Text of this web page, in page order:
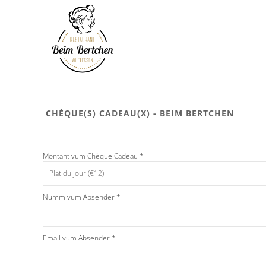
Skip to main content
CHÈQUE(S) CADEAU(X) - BEIM BERTCHEN
Montant vum Chèque Cadeau *
Numm vum Absender *
Email vum Absender *